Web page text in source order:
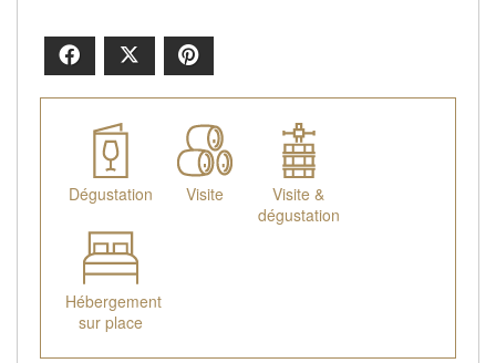
Facebook
Dégustation Visite
Visite &
dégustation
Hébergement
sur place